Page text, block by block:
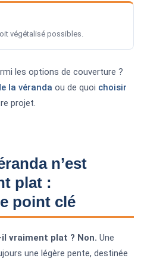
végétalisé possibles.
les options de couverture ?
la véranda ou de quoi choisir
projet.
n’est
plat :
point clé
vraiment plat ? Non. Une
une légère pente, destinée